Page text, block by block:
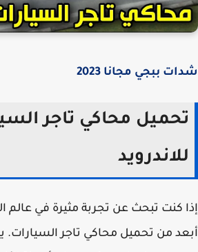
ببجي مجانا 2023
محاكي تاجر
كنت تبحث عن تجربة مثيرة في عالم
من تحميل محاكي تاجر السيارات.